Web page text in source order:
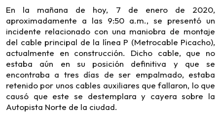
En la mañana de hoy, 7 de enero de 2020,
aproximadamente a las 9:50 a.m., se presentó un
incidente relacionado con una maniobra de montaje
del cable principal de la línea P (Metrocable Picacho),
actualmente en construcción. Dicho cable, que no
estaba aún en su posición definitiva y que se
encontraba a tres días de ser empalmado, estaba
retenido por unos cables auxiliares que fallaron, lo que
causó que este se destemplara y cayera sobre la
Autopista Norte de la ciudad.